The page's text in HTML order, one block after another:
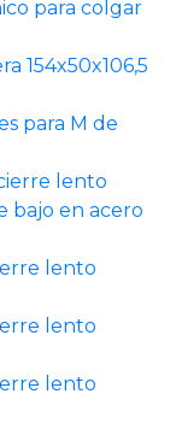
para colgar
154x50x106,5
para M de
lento
bajo en acero
lento
lento
lento